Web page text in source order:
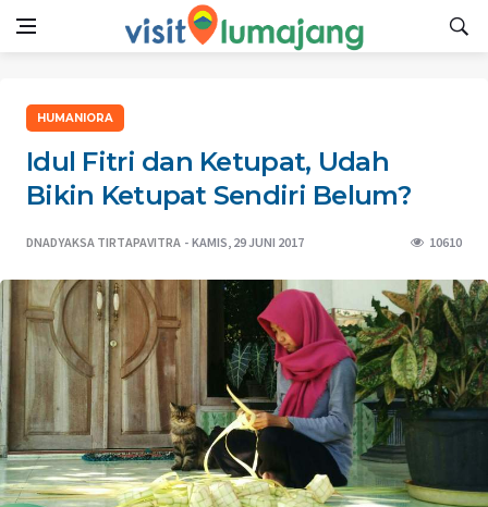
HUMANIORA
Idul Fitri dan Ketupat, Udah
Bikin Ketupat Sendiri Belum?
DNADYAKSA TIRTAPAVITRA KAMIS, 29 JUNI 2017 10610